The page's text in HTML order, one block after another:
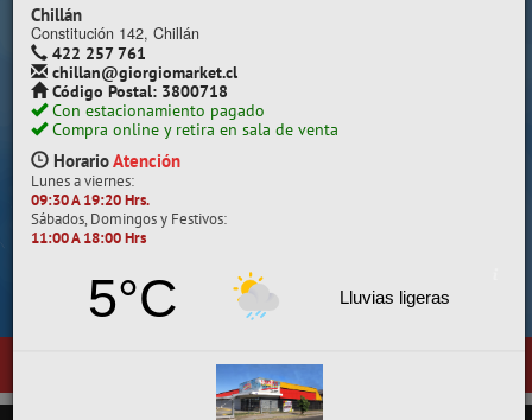
Cotiza, compara y compra.
Temuco, ubicada en General Pedro Lagos
Chillán
Constitución 142, Chillán
422 257 761
chillan@giorgiomarket.cl
Código Postal: 3800718
Con estacionamiento pagado
Compra online y retira en sala de venta
HorarioAtención
Lunes a viernes:
09:30 A 19:20 Hrs.
Sábados, Domingos y Festivos:
11:00 A 18:00 Hrs
5°C Lluvias ligeras